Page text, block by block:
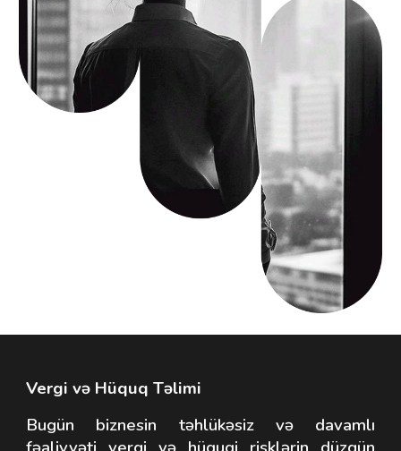
Vergi və Hüquq Təlimi
Bugün biznesin təhlükəsiz və davamlı